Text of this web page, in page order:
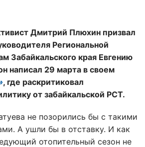
Дмитрий Плюхин призвал
Региональной
Забайкальского края Евгению
написал 29 марта в своем
, где раскритиковал
от забайкальской РСТ.
не позорились бы с такими
А ушли бы в отставку. И как
отопительный сезон не